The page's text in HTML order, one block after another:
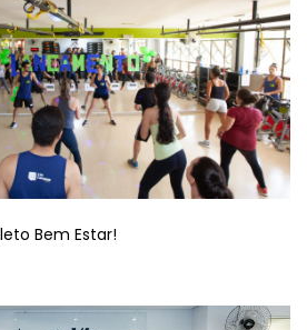
Bem Estar!